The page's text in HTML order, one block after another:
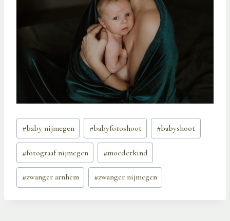
Bericht
tags:
#baby nijmegen #babyfotoshoot #babyshoot
#fotograaf nijmegen #moederkind
#zwanger arnhem #zwanger nijmegen